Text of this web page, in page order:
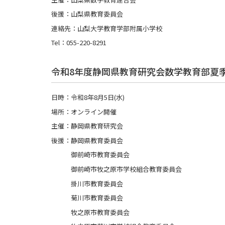
後援：山梨県教育委員会
連絡先：山梨大学教育学部附属小学校
Tel：055-220-8291
令和8年度静岡県教育研究会数学教育部夏
日時：令和8年8月5日(水)
場所：オンライン開催
主催：静岡県教育研究会
後援：静岡県教育委員会
御前崎市教育委員会
御前崎市牧之原市学校組合教育委員会
掛川市教育委員会
菊川市教育委員会
牧之原市教育委員会